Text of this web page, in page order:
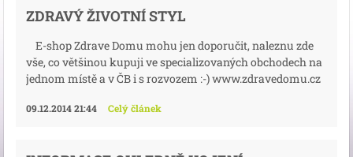
ZDRAVÝ ŽIVOTNÍ STYL
E-shop Zdrave Domu mohu jen doporučit, naleznu zde
vše, co většinou kupuji ve specializovaných obchodech na
jednom místě a v ČB i s rozvozem :-) www.zdravedomu.cz
09.12.2014 21:44 Celý článek